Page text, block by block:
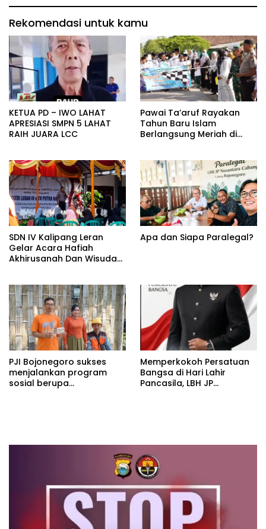
Rekomendasi untuk kamu
KETUA PD – IWO LAHAT
APRESIASI SMPN 5 LAHAT
RAIH JUARA LCC
Pawai Ta’aruf Rayakan
Tahun Baru Islam
Berlangsung Meriah di
SDN IV Kalipang Leran
Gelar Acara Hafiah
Akhirusanah Dan Wisuda
Apa dan Siapa Paralegal?
PJI Bojonegoro sukses
menjalankan program
sosial berupa
Memperkokoh Persatuan
Bangsa di Hari Lahir
Pancasila, LBH JP